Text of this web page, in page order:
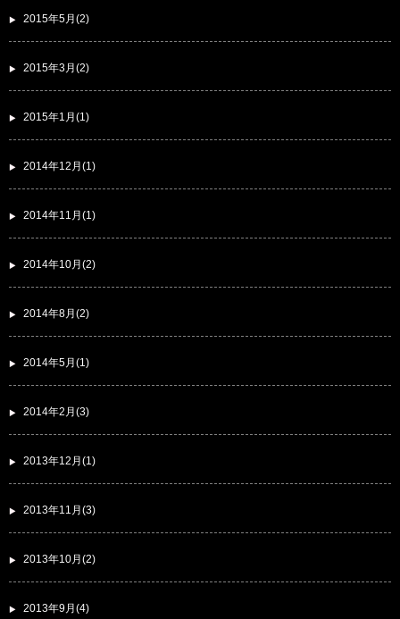
2015年5月(2)
2015年3月(2)
2015年1月(1)
2014年12月(1)
2014年11月(1)
2014年10月(2)
2014年8月(2)
2014年5月(1)
2014年2月(3)
2013年12月(1)
2013年11月(3)
2013年10月(2)
2013年9月(4)